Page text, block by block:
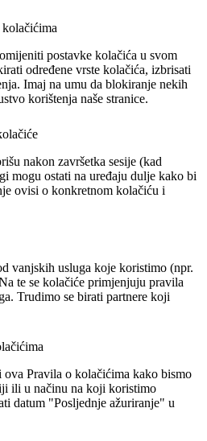
postavke kolačića u svom
određene vrste kolačića, izbrisati
Imaj na umu da blokiranje nekih
korištenja naše stranice.
nakon završetka sesije (kad
mogu ostati na uređaju dulje kako bi
ovisi o konkretnom kolačiću i
vanjskih usluga koje koristimo (npr.
te se kolačiće primjenjuju pravila
Trudimo se birati partnere koji
ova Pravila o kolačićima kako bismo
ili u načinu na koji koristimo
datum "Posljednje ažuriranje" u